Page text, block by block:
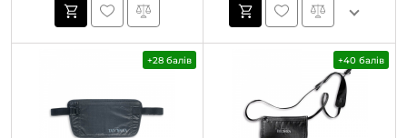
+28 балів +40 балів